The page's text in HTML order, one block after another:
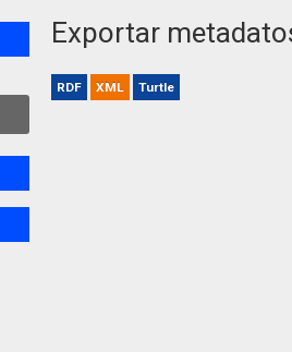
Exportar
RDF XML Turtle